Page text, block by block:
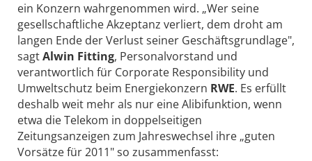
ein Konzern wahrgenommen wird. „Wer seine
gesellschaftliche Akzeptanz verliert, dem droht am
langen Ende der Verlust seiner Geschäftsgrundlage",
sagtAlwin Fitting, Personalvorstand und
verantwortlich für Corporate Responsibility und
Umweltschutz beim Energiekonzern RWE. Es erfüllt
deshalb weit mehr als nur eine Alibifunktion, wenn
etwa die Telekom in doppelseitigen
Zeitungsanzeigen zum Jahreswechsel ihre „guten
Vorsätze für 2011" so zusammenfasst: